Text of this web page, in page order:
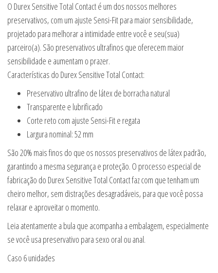
O Durex Sensitive Total Contact é um dos nossos melhores
preservativos, com um ajuste Sensi-Fit para maior sensibilidade,
projetado para melhorar a intimidade entre você e seu(sua)
parceiro(a). São preservativos ultrafinos que oferecem maior
sensibilidade e aumentam o prazer.
Características do Durex Sensitive Total Contact:
Preservativo ultrafino de látex de borracha natural
Transparente e lubrificado
Corte reto com ajuste Sensi-Fit e regata
Largura nominal: 52 mm
São 20% mais finos do que os nossos preservativos de látex padrão,
garantindo a mesma segurança e proteção. O processo especial de
fabricação do Durex Sensitive Total Contact faz com que tenham um
cheiro melhor, sem distrações desagradáveis, para que você possa
relaxar e aproveitar o momento.
Leia atentamente a bula que acompanha a embalagem, especialmente
se você usa preservativo para sexo oral ou anal.
Caso 6 unidades